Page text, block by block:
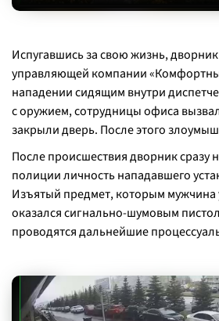
Испугавшись за свою жизнь,
управляющей компании
нападении сидящим внутри
с оружием, сотрудницы офиса
закрыли дверь. После этого
После происшествия дворник сразу
полиции личность нападавшего
Изъятый предмет, которым мужчина
оказался сигнально-шумовым
проводятся дальнейшие